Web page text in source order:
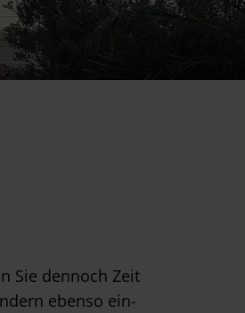
Sie dennoch Zeit
ebenso ein-